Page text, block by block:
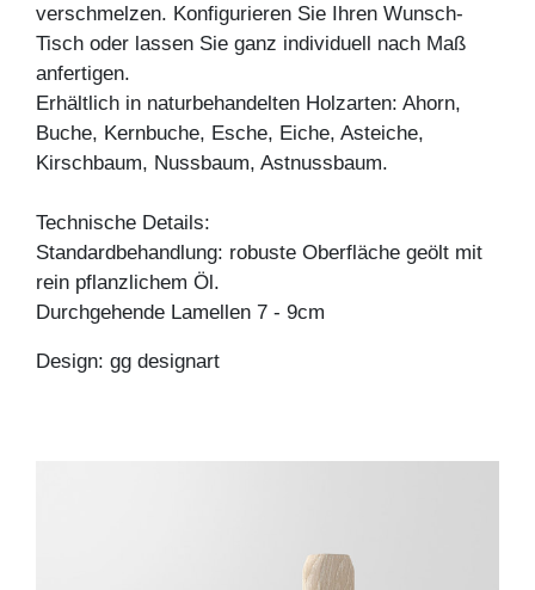
verschmelzen. Konfigurieren Sie Ihren Wunsch-
Tisch oder lassen Sie ganz individuell nach Maß
anfertigen.
Erhältlich in naturbehandelten Holzarten: Ahorn,
Buche, Kernbuche, Esche, Eiche, Asteiche,
Kirschbaum, Nussbaum, Astnussbaum.
Technische Details:
Standardbehandlung: robuste Oberfläche geölt mit
rein pflanzlichem Öl.
Durchgehende Lamellen 7 - 9cm
Design: gg designart